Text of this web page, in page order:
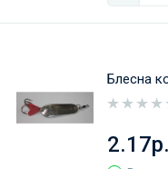
Блесна
2.17р.